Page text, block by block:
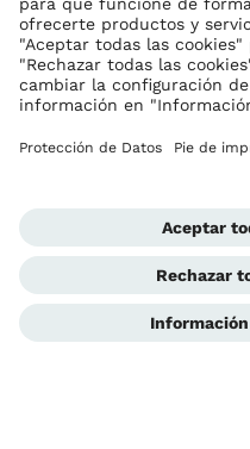
Ottobock en todo el mundo